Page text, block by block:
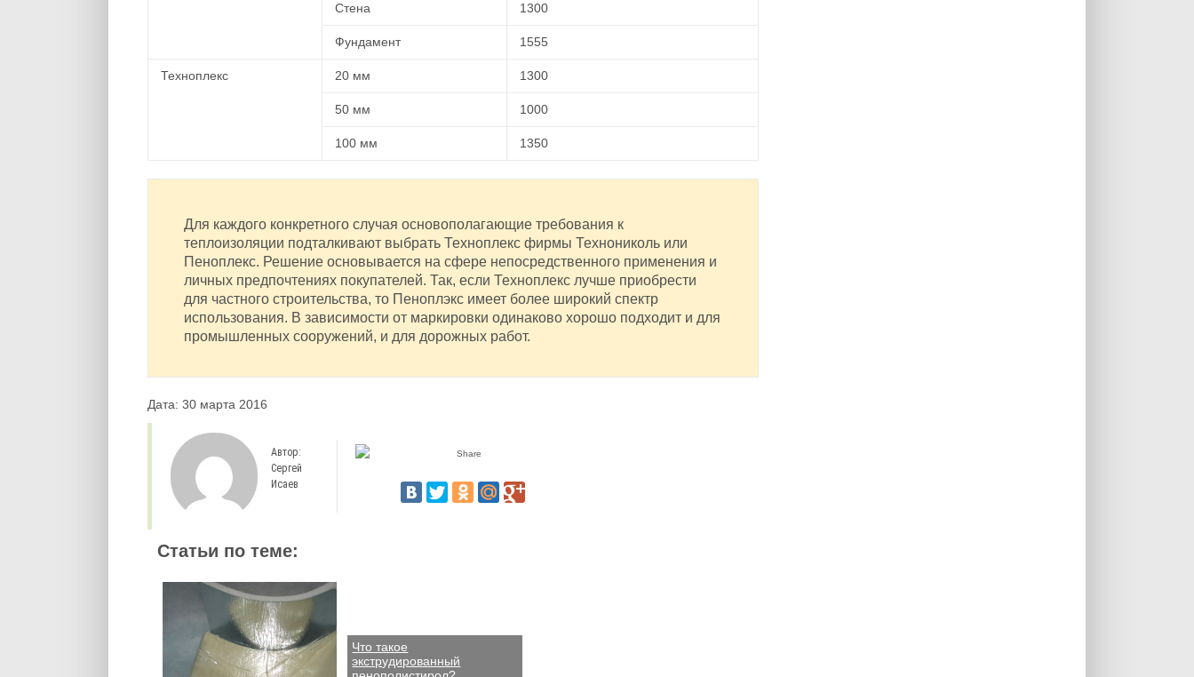
Стена 1300
Фундамент 1555
Техноплекс 20 мм 1300
50 мм 1000
100 мм 1350
Для каждого конкретного случая основополагающие требования к
теплоизоляции подталкивают выбрать Техноплекс фирмы Технониколь или
Пеноплекс. Решение основывается на сфере непосредственного применения и
личных предпочтениях покупателей. Так, если Техноплекс лучше приобрести
для частного строительства, то Пеноплэкс имеет более широкий спектр
использования. В зависимости от маркировки одинаково хорошо подходит и для
промышленных сооружений, и для дорожных работ.
Дата: 30 марта 2016
Автор:
Сергей
Исаев
Статьи по теме:
Что такое
экструдированный